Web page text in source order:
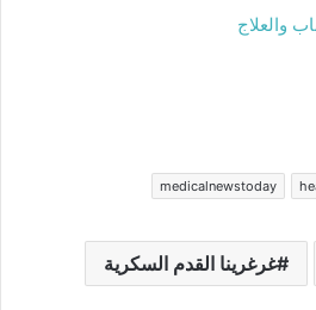
والعلاج
medicalnewstoday
غرغرينا القدم السكرية